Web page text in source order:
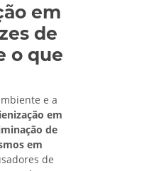
em
de
o que
e a
em
de
em
de